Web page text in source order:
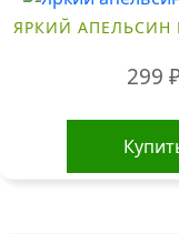
ЯРКИЙ АПЕЛЬСИН
299